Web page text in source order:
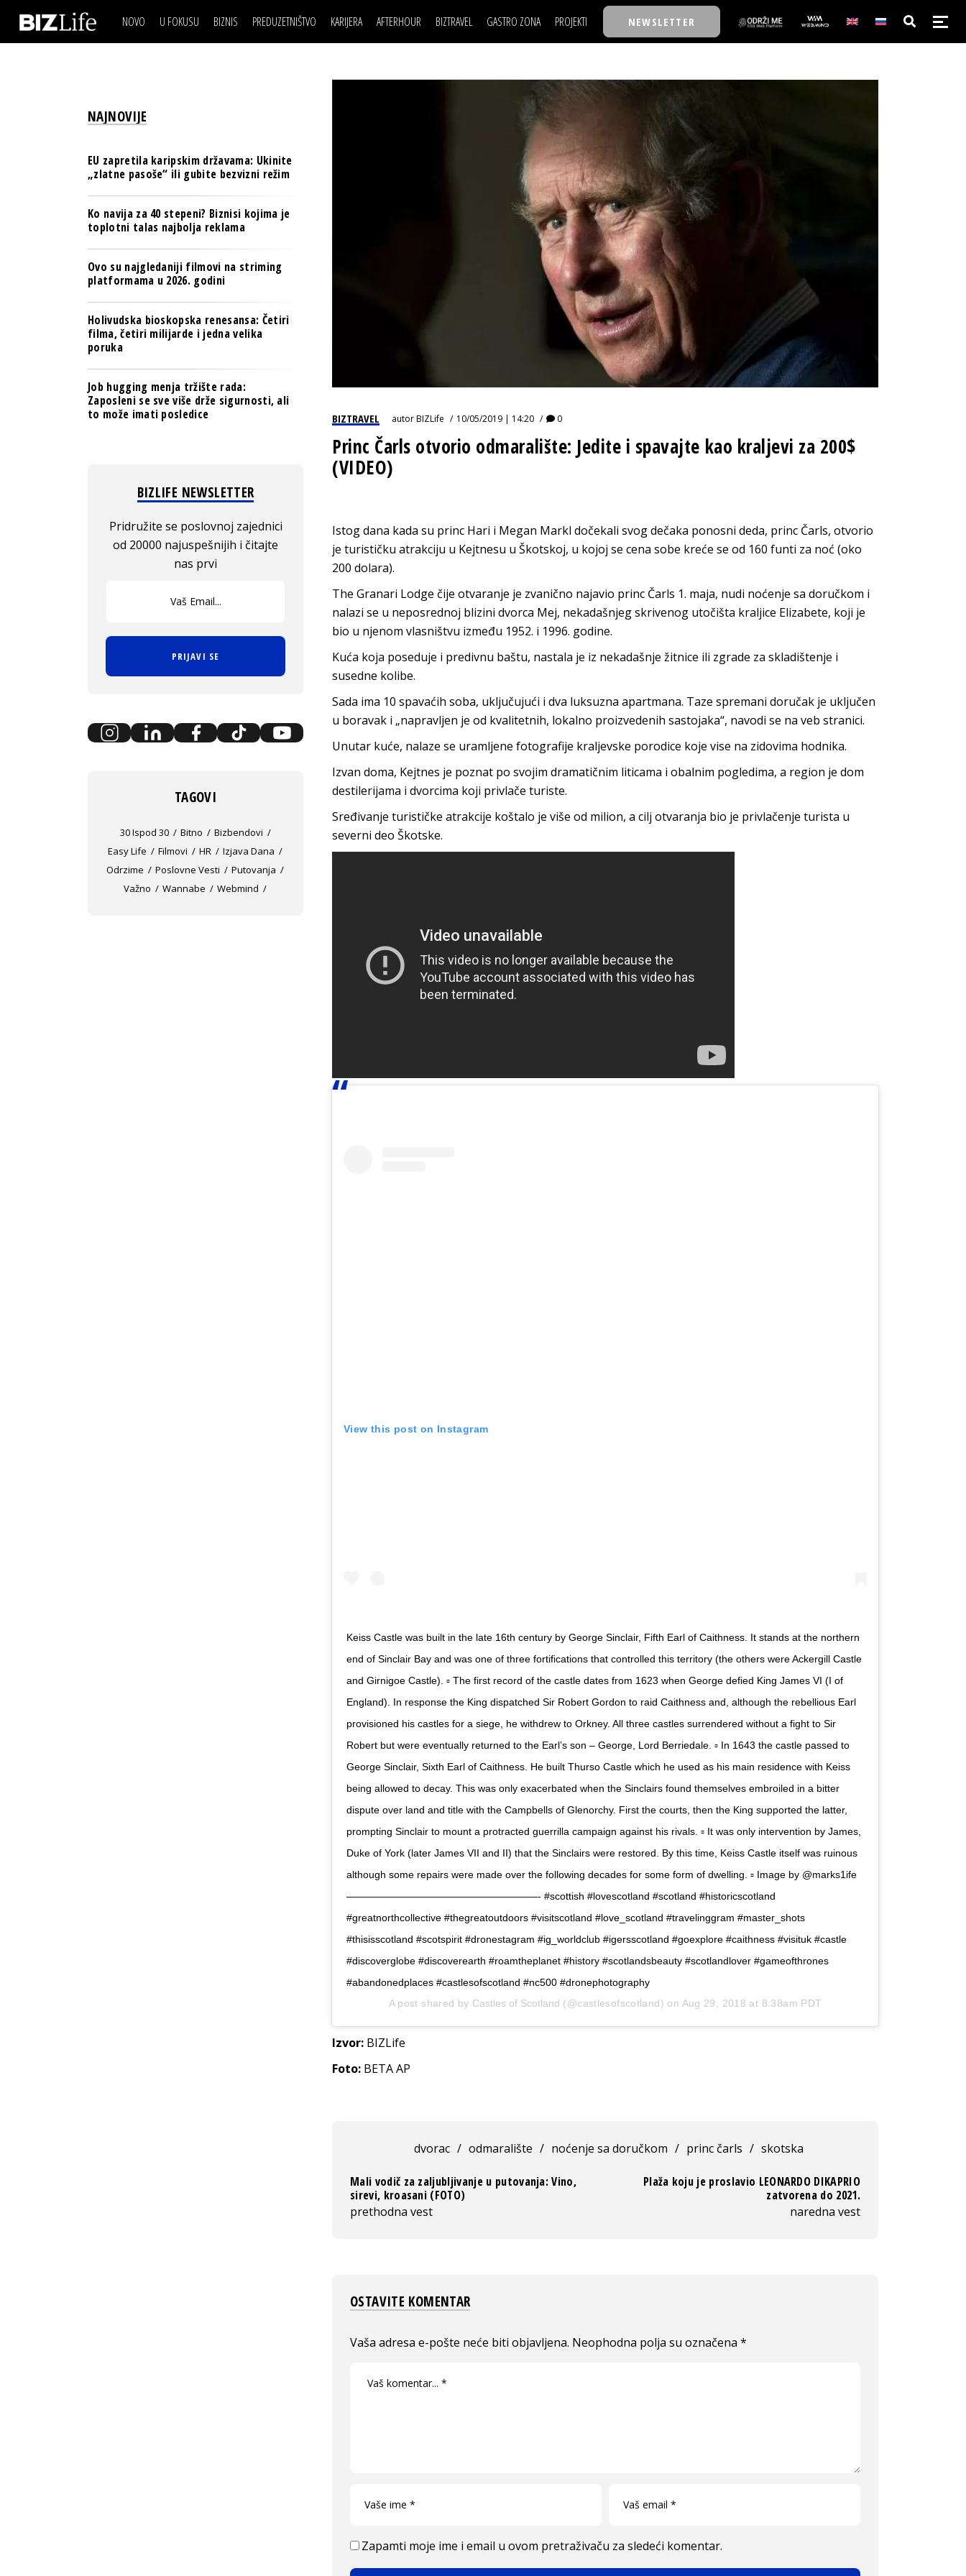
NOVO U FOKUSU BIZNIS
BANKE
OSIGURANJE
TECH I AI
BIZNIS & SPORT
PULS REGIONA
NOVO NA RAFU
PREDUZETNIŠTVO KARIJERA AFTERHOUR BIZTRAVEL GASTRO ZONA PROJEKTI
TASTY TALKS
BACK TO OFFICE/SCHOOL
BIZBENDOVI
BIZKOLEGIJUM
BMW BIZNIS LIGA
BIZLIFE WEEK
IZJAVA GODINE
NEWSLETTER
IZJAVA DANABIZNIS SCENA
BREND I KOMUNIKACIJE
OSIGURANJE
TECH I AI
PULS REGIONA
POSAO
MOJ UGAO
FILM I SCENA
AUTO SVET
NAJKOLEGA
30 ISPOD 30
BIZBENDOVI
BIZKOLEGIJUM
BMW BIZNIS LIGA
BIZLIFE WEEK
IZJAVA GODINE
BIZTRAVEL autorBIZLife 10/05/2019 | 14:20 0
Princ Čarls otvorio odmaralište: Jedite i spavajte kao kraljevi za 200$
(VIDEO)
Istog dana kada su princ Hari i Megan Markl dočekali svog dečaka ponosni deda, princ Čarls, otvorio
je turističku atrakciju u Kejtnesu u Škotskoj, u kojoj se cena sobe kreće se od 160 funti za noć (oko
200 dolara).
The Granari Lodge čije otvaranje je zvanično najavio princ Čarls 1. maja, nudi noćenje sa doručkom i
nalazi se u neposrednoj blizini dvorca Mej, nekadašnjeg skrivenog utočišta kraljice Elizabete, koji je
bio u njenom vlasništvu između 1952. i 1996. godine.
Kuća koja poseduje i predivnu baštu, nastala je iz nekadašnje žitnice ili zgrade za skladištenje i
susedne kolibe.
Sada ima 10 spavaćih soba, uključujući i dva luksuzna apartmana. Taze spremani doručak je uključen
u boravak i „napravljen je od kvalitetnih, lokalno proizvedenih sastojaka“, navodi se na veb stranici.
Unutar kuće, nalaze se uramljene fotografije kraljevske porodice koje vise na zidovima hodnika.
Izvan doma, Kejtnes je poznat po svojim dramatičnim liticama i obalnim pogledima, a region je dom
destilerijama i dvorcima koji privlače turiste.
Sređivanje turističke atrakcije koštalo je više od milion, a cilj otvaranja bio je privlačenje turista u
severni deo Škotske.
View this post on Instagram
Keiss Castle was built in the late 16th century by George Sinclair, Fifth Earl of Caithness. It stands at the northern
end of Sinclair Bay and was one of three fortifications that controlled this territory (the others were Ackergill Castle
and Girnigoe Castle). ▫️ The first record of the castle dates from 1623 when George defied King James VI (I of
England). In response the King dispatched Sir Robert Gordon to raid Caithness and, although the rebellious Earl
provisioned his castles for a siege, he withdrew to Orkney. All three castles surrendered without a fight to Sir
Robert but were eventually returned to the Earl’s son – George, Lord Berriedale. ▫️ In 1643 the castle passed to
George Sinclair, Sixth Earl of Caithness. He built Thurso Castle which he used as his main residence with Keiss
being allowed to decay. This was only exacerbated when the Sinclairs found themselves embroiled in a bitter
dispute over land and title with the Campbells of Glenorchy. First the courts, then the King supported the latter,
prompting Sinclair to mount a protracted guerrilla campaign against his rivals. ▫️ It was only intervention by James,
Duke of York (later James VII and II) that the Sinclairs were restored. By this time, Keiss Castle itself was ruinous
although some repairs were made over the following decades for some form of dwelling. ▫️ Image by @marks1ife
———————————————————- #scottish #lovescotland #scotland #historicscotland
#greatnorthcollective #thegreatoutdoors #visitscotland #love_scotland #travelinggram #master_shots
#thisisscotland #scotspirit #dronestagram #ig_worldclub #igersscotland #goexplore #caithness #visituk #castle
#discoverglobe #discoverearth #roamtheplanet #history #scotlandsbeauty #scotlandlover #gameofthrones
#abandonedplaces #castlesofscotland #nc500 #dronephotography
A post shared by Castles of Scotland (@castlesofscotland) on Aug 29, 2018 at 8:38am PDT
Izvor: BIZLife
Foto: BETA AP
dvorac / odmaralište / noćenje sa doručkom / princ čarls / skotska
Mali vodič za zaljubljivanje u putovanja: Vino,
sirevi, kroasani (FOTO)
prethodna vest
Plaža koju je proslavio LEONARDO DIKAPRIO
zatvorena do 2021.
naredna vest
OSTAVITE KOMENTAR
Vaša adresa e-pošte neće biti objavljena. Neophodna polja su označena *
Zapamti moje ime i email u ovom pretraživaču za sledeći komentar.
NAJNOVIJE
EU zapretila karipskim državama: Ukinite
„zlatne pasoše“ ili gubite bezvizni režim
Ko navija za 40 stepeni? Biznisi kojima je
toplotni talas najbolja reklama
Ovo su najgledaniji filmovi na striming
platformama u 2026. godini
Holivudska bioskopska renesansa: Četiri
filma, četiri milijarde i jedna velika
poruka
Job hugging menja tržište rada:
Zaposleni se sve više drže sigurnosti, ali
to može imati posledice
BIZLIFE NEWSLETTER
Pridružite se poslovnoj zajednici
od 20000 najuspešnijih i čitajte
nas prvi
PRIJAVI SE
TAGOVI
30 Ispod 30 Bitno
Bizbendovi
Easy Life
Filmovi HR
Izjava Dana
Odrzime
Poslovne Vesti
Putovanja
Važno
Wannabe Webmind